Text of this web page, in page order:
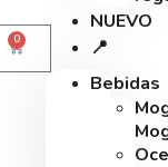
0
NUEVO
📍
Bebidas